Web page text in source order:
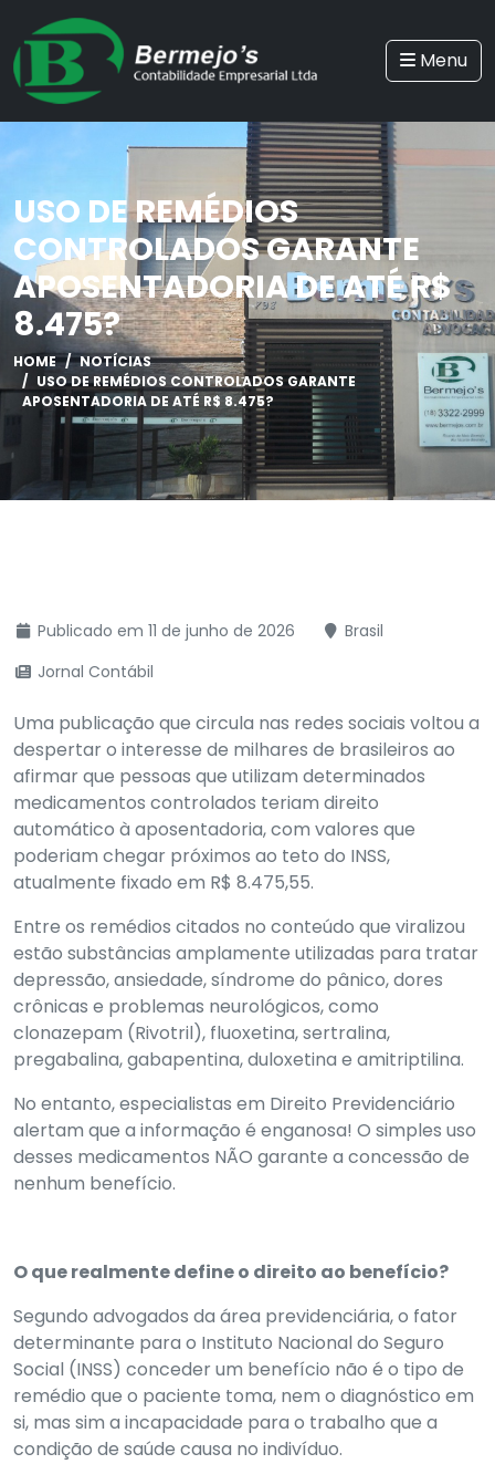
Menu
USO DE REMÉDIOS
CONTROLADOS GARANTE
APOSENTADORIA DE ATÉ R$
8.475?
HOME
NOTÍCIAS
USO DE REMÉDIOS CONTROLADOS GARANTE
APOSENTADORIA DE ATÉ R$ 8.475?
Publicado em 11 de junho de 2026
Brasil
Jornal Contábil
Uma publicação que circula nas redes sociais voltou a
despertar o interesse de milhares de brasileiros ao
afirmar que pessoas que utilizam determinados
medicamentos controlados teriam direito
automático à aposentadoria, com valores que
poderiam chegar próximos ao teto do INSS,
atualmente fixado em R$ 8.475,55.
Entre os remédios citados no conteúdo que viralizou
estão substâncias amplamente utilizadas para tratar
depressão, ansiedade, síndrome do pânico, dores
crônicas e problemas neurológicos, como
clonazepam (Rivotril), fluoxetina, sertralina,
pregabalina, gabapentina, duloxetina e amitriptilina.
No entanto, especialistas em Direito Previdenciário
alertam que a informação é enganosa! O simples uso
desses medicamentos NÃO garante a concessão de
nenhum benefício.
O que realmente define o direito ao benefício?
Segundo advogados da área previdenciária, o fator
determinante para o Instituto Nacional do Seguro
Social (INSS) conceder um benefício não é o tipo de
remédio que o paciente toma, nem o diagnóstico em
si, mas sim a incapacidade para o trabalho que a
condição de saúde causa no indivíduo.